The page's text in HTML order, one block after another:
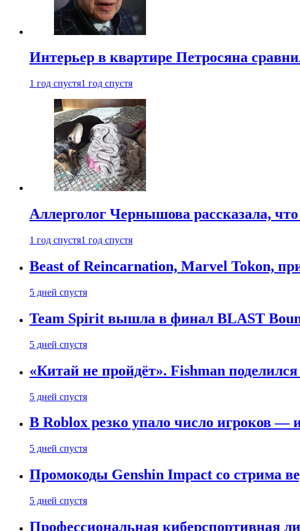
Интерьер в квартире Петросяна
1 год спустя1 год спустя
Аллерголог Чернышова рассказала,
1 год спустя1 год спустя
Beast of Reincarnation, Marvel Tokon,
5 дней спустя
Team Spirit вышла в финал BLAST
5 дней спустя
«Китай не пройдёт». Fishman
5 дней спустя
В Roblox резко упало число игроков —
5 дней спустя
Промокоды Genshin Impact со стрима
5 дней спустя
Профессиональная киберспортивная